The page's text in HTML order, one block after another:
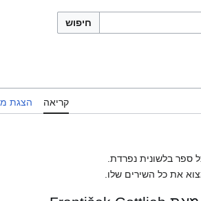
חיפוש
קריאה הצגת
ספר בלשונית נפרדת.
את כל השירים שלו.